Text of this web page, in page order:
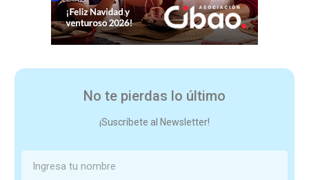
No te pierdas lo último
¡Suscríbete al Newsletter!